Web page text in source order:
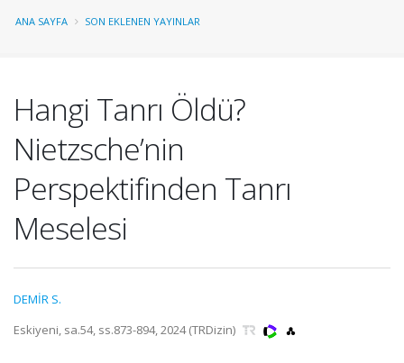
ANA SAYFA SON EKLENEN YAYINLAR
Hangi Tanrı Öldü?
Nietzsche’nin
Perspektifinden Tanrı
Meselesi
DEMİR S.
Eskiyeni, sa.54, ss.873-894, 2024 (TRDizin)